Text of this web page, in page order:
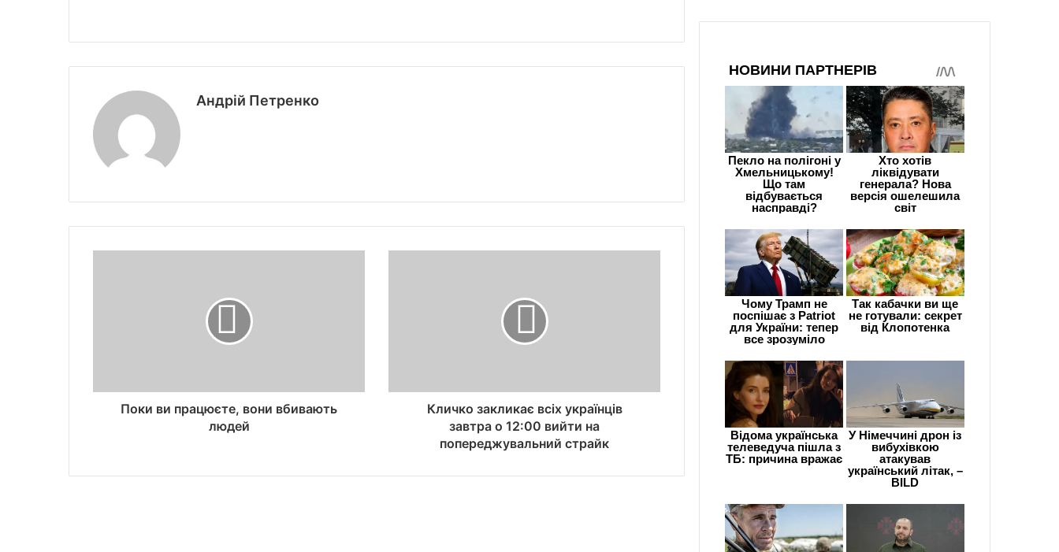
Андрій Петренко
Поки ви працюєте, вони вбивають
людей
Кличко закликає всіх українців
завтра о 12:00 вийти на
попереджувальний страйк